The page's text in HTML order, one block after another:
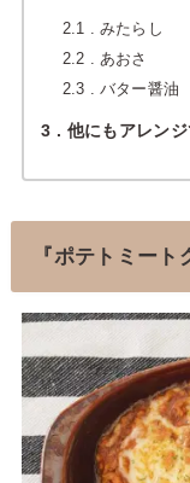
2.1
みたらし
2.2
あおさ
2.3
バター醤油
3 他にもアレン
『ポテトミート